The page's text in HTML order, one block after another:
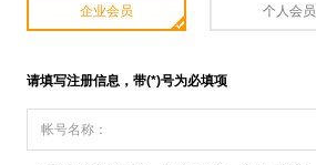
企业会员 个人会员
请填写注册信息，带(*)号为必填项
帐号名称：